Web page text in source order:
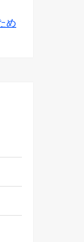
め